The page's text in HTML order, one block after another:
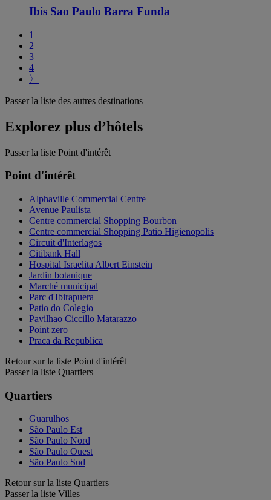
Ibis Sao Paulo Barra Funda
1
2
3
4
〉
Passer la liste des autres destinations
Explorez plus d’hôtels
Passer la liste Point d'intérêt
Point d'intérêt
Alphaville Commercial Centre
Avenue Paulista
Centre commercial Shopping Bourbon
Centre commercial Shopping Patio Higienopolis
Circuit d'Interlagos
Citibank Hall
Hospital Israelita Albert Einstein
Jardin botanique
Marché municipal
Parc d'Ibirapuera
Patio do Colegio
Pavilhao Ciccillo Matarazzo
Point zero
Praca da Republica
Retour sur la liste Point d'intérêt
Passer la liste Quartiers
Quartiers
Guarulhos
São Paulo Est
São Paulo Nord
São Paulo Ouest
São Paulo Sud
Retour sur la liste Quartiers
Passer la liste Villes